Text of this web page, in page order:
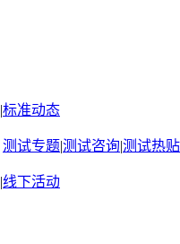
|标准动态
测试专题|测试咨询|测试热贴
|线下活动